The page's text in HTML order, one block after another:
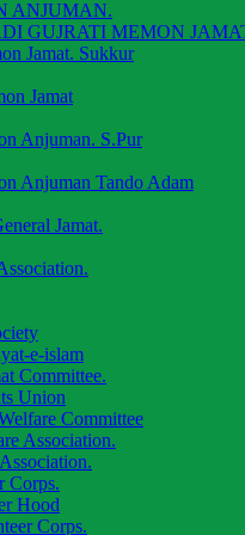
ANJUMAN.
GUJRATI MEMON
Jamat. Sukkur
Jamat
Anjuman. S.Pur
Anjuman Tando Adam
Jamat.
e-islam
Committee.
Union
Committee
Association.
Corps.
Hood
Corps.